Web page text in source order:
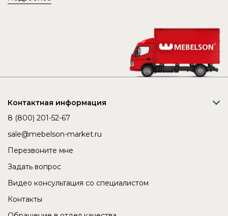
Контактная информация
8 (800) 201-52-67
sale@mebelson-market.ru
Перезвоните мне
Задать вопрос
Видео консультация со специалистом
Контакты